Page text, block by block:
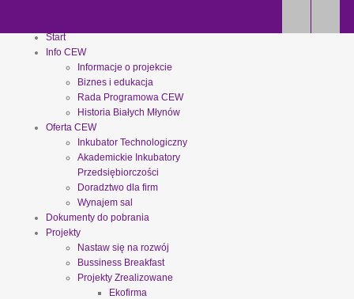
Start
Info CEW
Informacje o projekcie
Biznes i edukacja
Rada Programowa CEW
Historia Białych Młynów
Oferta CEW
Inkubator Technologiczny
Akademickie Inkubatory
Przedsiębiorczości
Doradztwo dla firm
Wynajem sal
Dokumenty do pobrania
Projekty
Nastaw się na rozwój
Bussiness Breakfast
Projekty Zrealizowane
Ekofirma